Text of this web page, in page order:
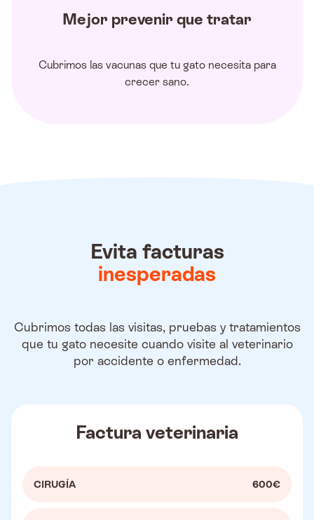
Mejor prevenir que tratar
Cubrimos las vacunas que tu gato necesita para
crecer sano.
Evita facturas
inesperadas
Cubrimos todas las visitas, pruebas y tratamientos
que tu gato necesite cuando visite al veterinario
por accidente o enfermedad.
Factura veterinaria
CIRUGÍA 600€